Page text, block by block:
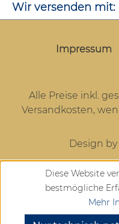
Wir versenden mit:
Impressum
Alle Preise inkl.
Versandkosten,
Design
Diese Website
bestmögliche
Mehr
SEHR GUT (4.72 / 5)
aus904Bewertungen